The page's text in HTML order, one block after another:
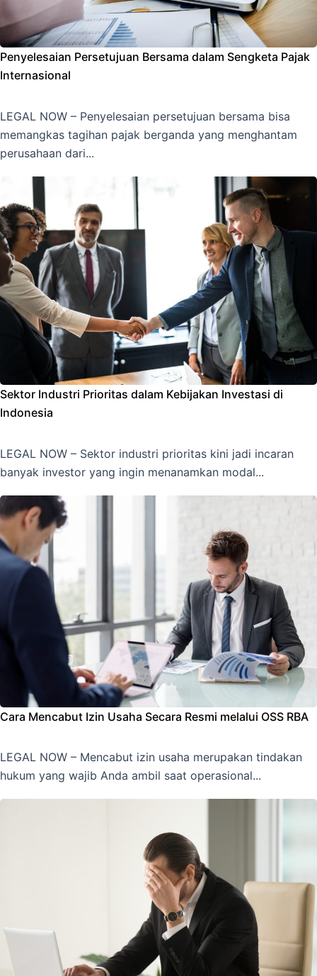
Penyelesaian Persetujuan Bersama dalam Sengketa Pajak
Internasional
LEGAL NOW – Penyelesaian persetujuan bersama bisa
memangkas tagihan pajak berganda yang menghantam
perusahaan dari...
Sektor Industri Prioritas dalam Kebijakan Investasi di
Indonesia
LEGAL NOW – Sektor industri prioritas kini jadi incaran
banyak investor yang ingin menanamkan modal...
Cara Mencabut Izin Usaha Secara Resmi melalui OSS RBA
LEGAL NOW – Mencabut izin usaha merupakan tindakan
hukum yang wajib Anda ambil saat operasional...